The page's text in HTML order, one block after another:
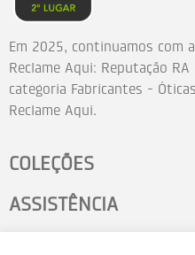
Em 2025, continuamos com
Reclame Aqui: Reputação
categoria Fabricantes -
Reclame Aqui.
COLEÇÕES
ASSISTÊNCIA